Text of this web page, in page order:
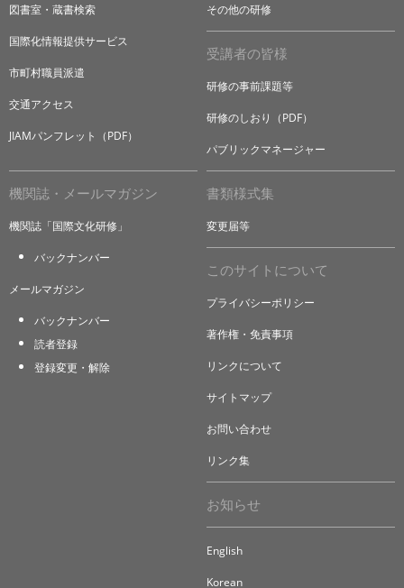
図書室・蔵書検索
国際化情報提供サービス
市町村職員派遣
交通アクセス
JIAMパンフレット（PDF）
その他の研修
受講者の皆様
研修の事前課題等
研修のしおり（PDF）
パブリックマネージャー
機関誌・メールマガジン
機関誌「国際文化研修」
バックナンバー
メールマガジン
バックナンバー
読者登録
登録変更・解除
書類様式集
変更届等
このサイトについて
プライバシーポリシー
著作権・免責事項
リンクについて
サイトマップ
お問い合わせ
リンク集
お知らせ
English
Korean